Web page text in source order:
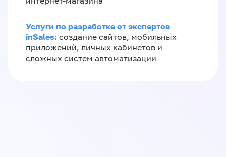
Услуги по разработке от экспертов
inSales: создание сайтов, мобильных
приложений, личных кабинетов и
сложных систем автоматизации